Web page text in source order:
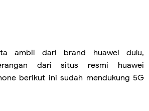
ambil dari brand huawei dulu,
dari situs resmi huawei
berikut ini sudah mendukung 5G